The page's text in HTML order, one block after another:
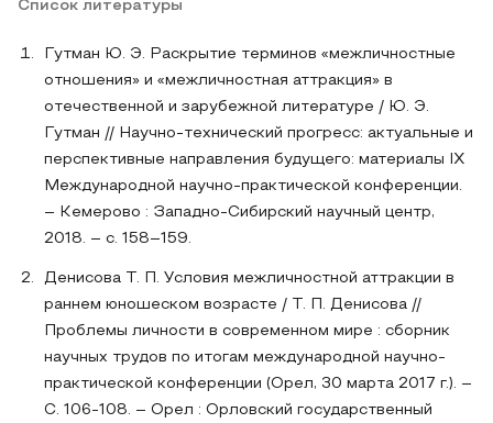
Список литературы
Гутман Ю. Э. Раскрытие терминов «межличностные
отношения» и «межличностная аттракция» в
отечественной и зарубежной литературе / Ю. Э.
Гутман // Научно-технический прогресс: актуальные и
перспективные направления будущего: материалы IX
Международной научно-практической конференции.
– Кемерово : Западно-Сибирский научный центр,
2018. – с. 158–159.
Денисова Т. П. Условия межличностной аттракции в
раннем юношеском возрасте / Т. П. Денисова //
Проблемы личности в современном мире : сборник
научных трудов по итогам международной научно-
практической конференции (Орел, 30 марта 2017 г.). –
С. 106-108. – Орел : Орловский государственный